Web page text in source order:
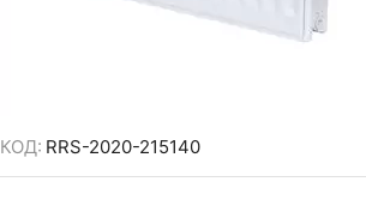
КОД: RRS-2020-215140